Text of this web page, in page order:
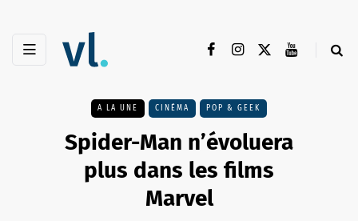
A LA UNE CINÉMA POP & GEEK
Spider-Man n’évoluera
plus dans les films
Marvel